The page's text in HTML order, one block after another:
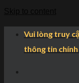
Vui lòng truy
thông tin